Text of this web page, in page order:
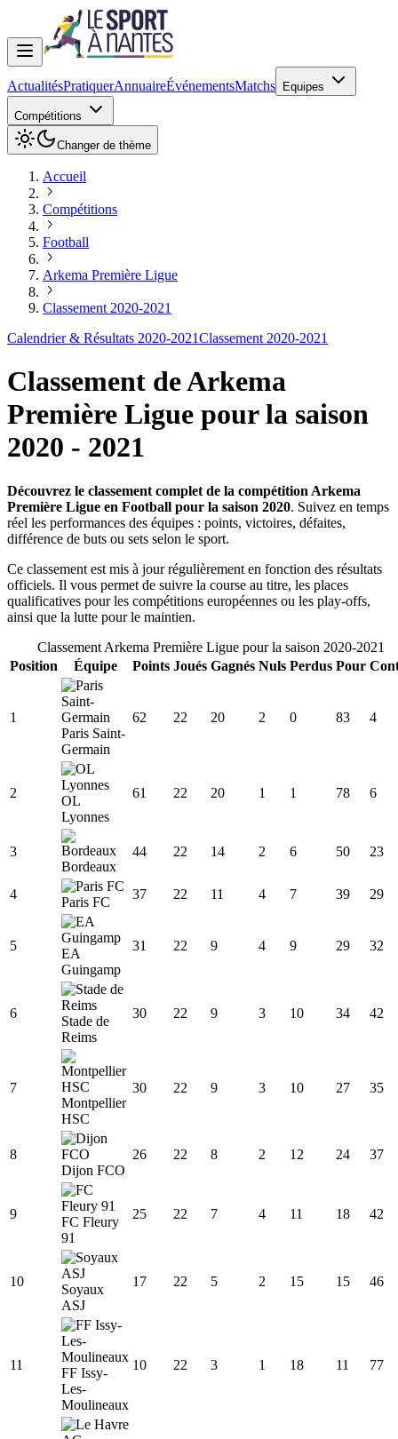
ActualitésPratiquerAnnuaireÉvénementsMatchs Equipes
Compétitions
Changer de thème
Accueil
Compétitions
Football
Arkema Première Ligue
Classement 2020-2021
Calendrier & Résultats 2020-2021Classement 2020-2021
Classement deArkema
Première Ligue pour la saison
2020 - 2021
Découvrez le classement complet de la compétition Arkema
Première Ligue en Football pour la saison 2020. Suivez en temps
réel les performances des équipes : points, victoires, défaites,
différence de buts ou sets selon le sport.
Ce classement est mis à jour régulièrement en fonction des résultats
officiels. Il vous permet de suivre la course au titre, les places
qualificatives pour les compétitions européennes ou les play-offs,
ainsi que la lutte pour le maintien.
Classement Arkema Première Ligue pour la saison 2020-2021
Position
Équipe Points Joués Gagnés Nuls Perdus Pour
1
Paris Saint-
Germain
62 22 20 2 0 83 4
2
OL
Lyonnes
61 22 20 1 1 78 6
3
Bordeaux
44 22 14 2 6 50 23
4
Paris FC
37 22 11 4 7 39 29
5
EA
Guingamp
31 22 9 4 9 29 32
6
Stade de
Reims
30 22 9 3 10 34 42
7
Montpellier
HSC
30 22 9 3 10 27 35
8
Dijon FCO
26 22 8 2 12 24 37
9
FC Fleury
91
25 22 7 4 11 18 42
10
Soyaux
ASJ
17 22 5 2 15 15 46
11
FF Issy-
Les-
Moulineaux
10 22 3 1 18 11 77